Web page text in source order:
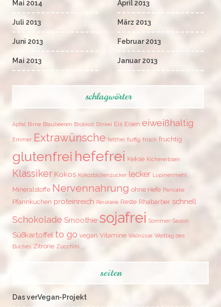
Mai 2014
Juli 2013
Juni 2013
Mai 2013
April 2013
März 2013
Februar 2013
Januar 2013
schlagwörter
Apfel Birne Blaubeeren Brokkoli Dinkel Eis Eisen eiweißhaltig
Emmer Extrawünsche fettfrei fluffig frisch fruchtig
glutenfrei hefefrei Kekse Kichererbsen
Klassiker Kokos Kokosblütenzucker lecker Lupinenmehl
Mineralstoffe Nervennahrung ohne Hefe Pancake
Pfannkuchen proteinreich Reiskleie Reste Rhabarber schnell
Schokolade Smoothie sojafrei Sommer-Sasion
Süßkartoffel to go vegan Vitamine Walnüsse Welttag des
Buches Zitrone Zucchini
seiten
Das verVegan-Projekt